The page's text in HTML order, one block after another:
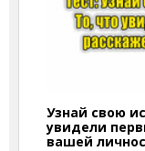
Узнай свою
увидели
вашей